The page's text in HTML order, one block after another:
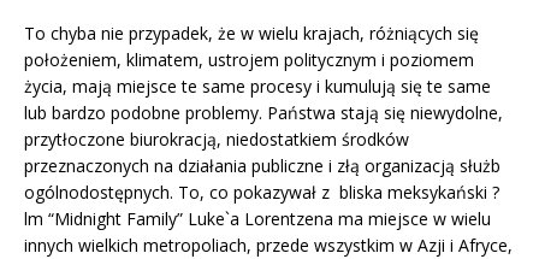
To chyba nie przypadek, że w wielu krajach, różniących się
położeniem, klimatem, ustrojem politycznym i poziomem
życia, mają miejsce te same procesy i kumulują się te same
lub bardzo podobne problemy. Państwa stają się niewydolne,
przytłoczone biurokracją, niedostatkiem środków
przeznaczonych na działania publiczne i złą organizacją służb
ogólnodostępnych. To, co pokazywał z bliska meksykański ?
lm “Midnight Family” Luke`a Lorentzena ma miejsce w wielu
innych wielkich metropoliach, przede wszystkim w Azji i Afryce,